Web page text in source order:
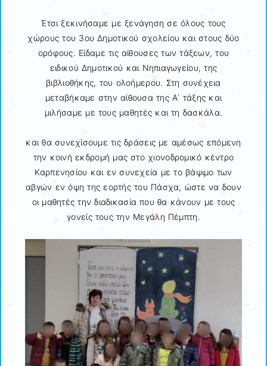
Έτσι ξεκινήσαμε με ξενάγηση σε όλους τους
χώρους του 3ου Δημοτικού σχολείου και στους δύο
ορόφους. Είδαμε τις αίθουσες των τάξεων, του
ειδικού Δημοτικού και Νηπιαγωγείου, της
βιβλιοθήκης, του ολοήμερου. Στη συνέχεια
μεταβήκαμε στην αίθουσα της Α΄ τάξης και
μιλήσαμε με τους μαθητές και τη δασκάλα.
και θα συνεχίσουμε τις δράσεις με αμέσως επόμενη
την κοινή εκδρομή μας στο χιονοδρομικό κέντρο
Καρπενησίου και εν συνεχεία με το βάψιμο των
αβγών εν όψη της εορτής του Πάσχα, ώστε να δουν
οι μαθητές την διαδικασία που θα κάνουν με τους
γονείς τους την Μεγάλη Πέμπτη.